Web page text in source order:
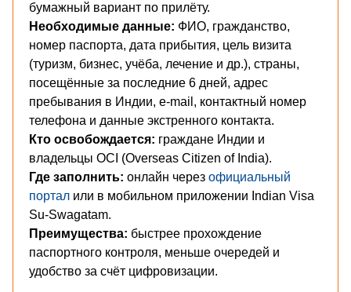
бумажный вариант по прилёту.
Необходимые данные: ФИО, гражданство,
номер паспорта, дата прибытия, цель визита
(туризм, бизнес, учёба, лечение и др.), страны,
посещённые за последние 6 дней, адрес
пребывания в Индии, e-mail, контактный номер
телефона и данные экстренного контакта.
Кто освобождается: граждане Индии и
владельцы OCI (Overseas Citizen of India).
Где заполнить: онлайн через официальный
портал или в мобильном приложении Indian Visa
Su-Swagatam.
Преимущества: быстрее прохождение
паспортного контроля, меньше очередей и
удобство за счёт цифровизации.